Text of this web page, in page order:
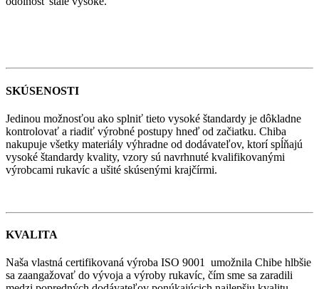
SKÚSENOSTI
Jedinou možnosťou ako splniť tieto vysoké štandardy je dôkladne
kontrolovať a riadiť výrobné postupy hneď od začiatku. Chiba
nakupuje všetky materiály výhradne od dodávateľov, ktorí spĺňajú
vysoké štandardy kvality, vzory sú navrhnuté kvalifikovanými
výrobcami rukavíc a ušité skúsenými krajčírmi.
KVALITA
Naša vlastná certifikovaná výroba ISO 9001 umožnila Chibe hlbšie
sa zaangažovať do vývoja a výroby rukavíc, čím sme sa zaradili